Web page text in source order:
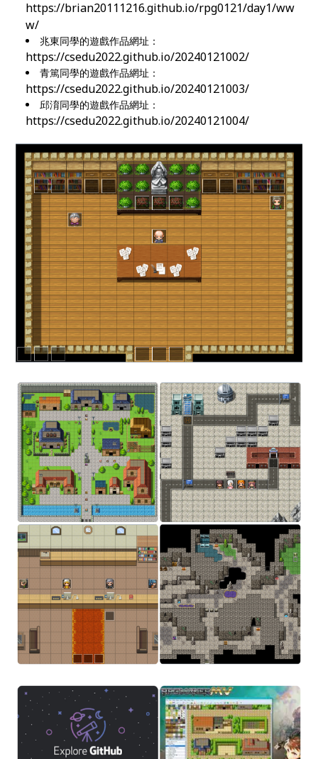
https://brian20111216.github.io/rpg0121/day1/ww
w/
兆東同學的遊戲作品網址：
https://csedu2022.github.io/20240121002/
青篤同學的遊戲作品網址：
https://csedu2022.github.io/20240121003/
邱淯同學的遊戲作品網址：
https://csedu2022.github.io/20240121004/